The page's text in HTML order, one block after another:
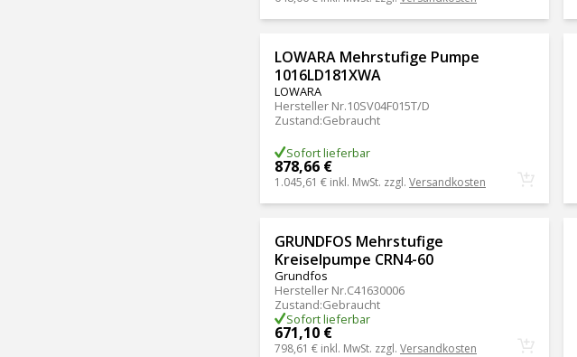
LOWARA Mehrstufige Pumpe
1016LD181XWA
LOWARA
Hersteller Nr.10SV04F015T/D
Zustand:Gebraucht
Sofort lieferbar
878,66 €
1.045,61 € inkl. MwSt. zzgl. Versandkosten
GRUNDFOS Mehrstufige
Kreiselpumpe CRN4-60
Grundfos
Hersteller Nr.C41630006
Zustand:Gebraucht
Sofort lieferbar
671,10 €
798,61 € inkl. MwSt. zzgl. Versandkosten